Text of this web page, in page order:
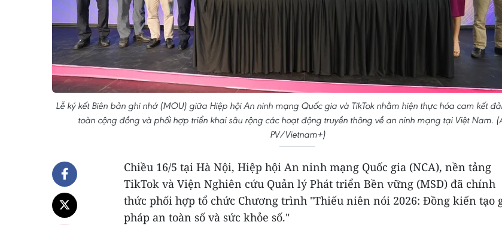
Lễ ký kết Biên bản ghi nhớ (MOU) giữa Hiệp hội An ninh mạng Quốc gia và TikTok nhằm hiện thực hóa cam kết
toàn cộng đồng và phối hợp triển khai sâu rộng các hoạt động truyền thông về an ninh mạng tại Việt Nam.
PV/Vietnam+)
Chiều 16/5 tại Hà Nội, Hiệp hội An ninh mạng Quốc gia (NCA), nền tảng
TikTok và Viện Nghiên cứu Quản lý Phát triển Bền vững (MSD) đã chính
thức phối hợp tổ chức Chương trình "Thiếu niên nói 2026: Đồng kiến tạo
pháp an toàn số và sức khỏe số."